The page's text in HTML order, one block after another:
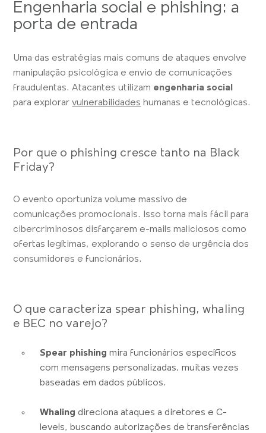
Engenharia social e phishing: a
porta de entrada
Uma das estratégias mais comuns de ataques envolve
manipulação psicológica e envio de comunicações
fraudulentas. Atacantes utilizam engenharia social
para explorarvulnerabilidades humanas e tecnológicas.
Por que o phishing cresce tanto na Black
Friday?
O evento oportuniza volume massivo de
comunicações promocionais. Isso torna mais fácil para
cibercriminosos disfarçarem e-mails maliciosos como
ofertas legítimas, explorando o senso de urgência dos
consumidores e funcionários.
O que caracteriza spear phishing, whaling
e BEC no varejo?
Spear phishing mira funcionários específicos
com mensagens personalizadas, muitas vezes
baseadas em dados públicos.
Whaling direciona ataques a diretores e C-
levels, buscando autorizações de transferências